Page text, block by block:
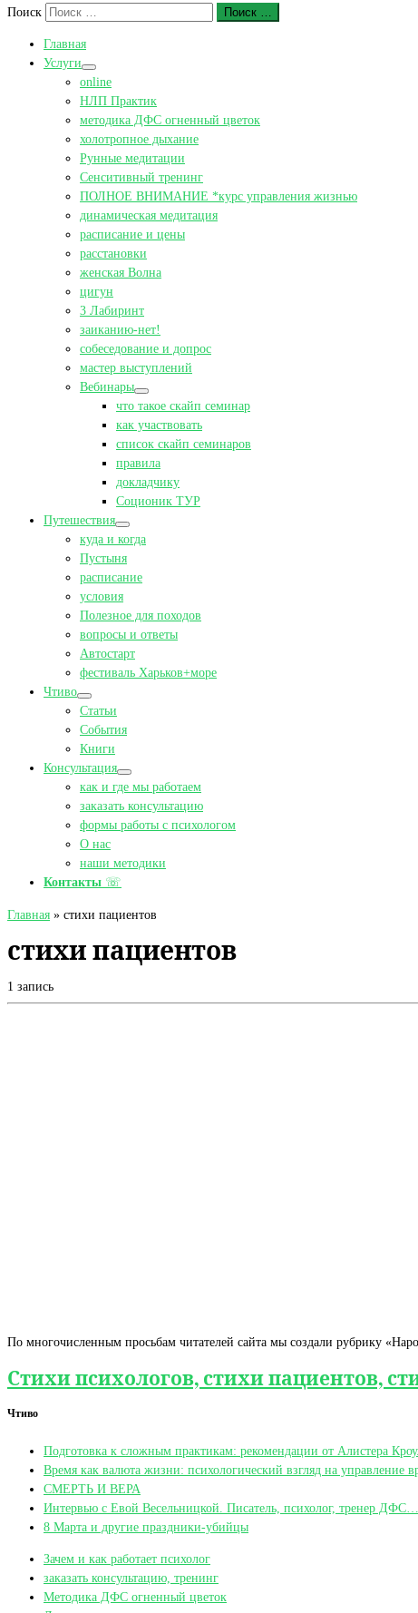
Поиск Поиск …
Главная
Услуги
online
НЛП Практик
методика ДФС огненный цветок
холотропное дыхание
Рунные медитации
Сенситивный тренинг
ПОЛНОЕ ВНИМАНИЕ *курс управления жизнью
динамическая медитация
расписание и цены
расстановки
женская Волна
цигун
3 Лабиринт
заиканию-нет!
собеседование и допрос
мастер выступлений
Вебинары
что такое скайп семинар
как участвовать
список скайп семинаров
правила
докладчику
Соционик ТУР
Путешествия
куда и когда
Пустыня
расписание
условия
Полезное для походов
вопросы и ответы
Автостарт
фестиваль Харьков+море
Чтиво
Статьи
События
Книги
Консультация
как и где мы работаем
заказать консультацию
формы работы с психологом
О нас
наши методики
Контакты ☏
Главная » стихи пациентов
стихи пациентов
1 запись
По многочисленным просьбам читателей сайта мы создали рубрику
Стихи психологов, стихи пациентов,
Чтиво
Подготовка к сложным практикам: рекомендации от Алистера
Время как валюта жизни: психологический взгляд на управление
СМЕРТЬ И ВЕРА
Интервью с Евой Весельницкой. Писатель, психолог, тренер
8 Марта и другие праздники-убийцы
Зачем и как работает психолог
заказать консультацию, тренинг
Методика ДФС огненный цветок